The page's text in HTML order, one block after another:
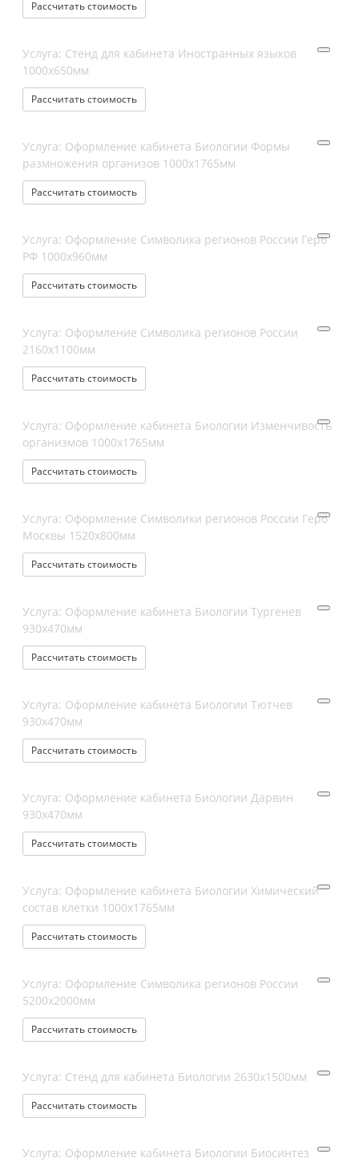
Рассчитать стоимость
Услуга: Стенд для кабинета Иностранныx языков
1000х650мм
Рассчитать стоимость
Услуга: Оформление кабинета Биологии Формы
размножения организов 1000х1765мм
Рассчитать стоимость
Услуга: Оформление Символика регионов России Герб
РФ 1000х960мм
Рассчитать стоимость
Услуга: Оформление Символика регионов России
2160х1100мм
Рассчитать стоимость
Услуга: Оформление кабинета Биологии Изменчивость
организмов 1000х1765мм
Рассчитать стоимость
Услуга: Оформление Символики регионов России Герб
Москвы 1520х800мм
Рассчитать стоимость
Услуга: Оформление кабинета Биологии Тургенев
930х470мм
Рассчитать стоимость
Услуга: Оформление кабинета Биологии Тютчев
930х470мм
Рассчитать стоимость
Услуга: Оформление кабинета Биологии Дарвин
930х470мм
Рассчитать стоимость
Услуга: Оформление кабинета Биологии Химический
состав клетки 1000х1765мм
Рассчитать стоимость
Услуга: Оформление Символика регионов России
5200х2000мм
Рассчитать стоимость
Услуга: Стенд для кабинета Биологии 2630х1500мм
Рассчитать стоимость
Услуга: Оформление кабинета Биологии Биосинтез